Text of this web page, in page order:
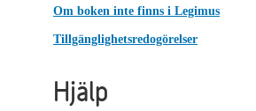
Om boken inte finns i Legimus
Tillgänglighetsredogörelser
Hjälp